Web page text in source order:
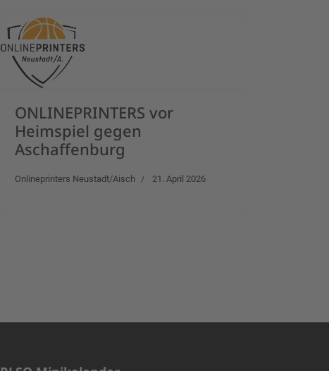
ONLINEPRINTERS vor
Heimspiel gegen
Aschaffenburg
Onlineprinters Neustadt/Aisch 21. April 2026